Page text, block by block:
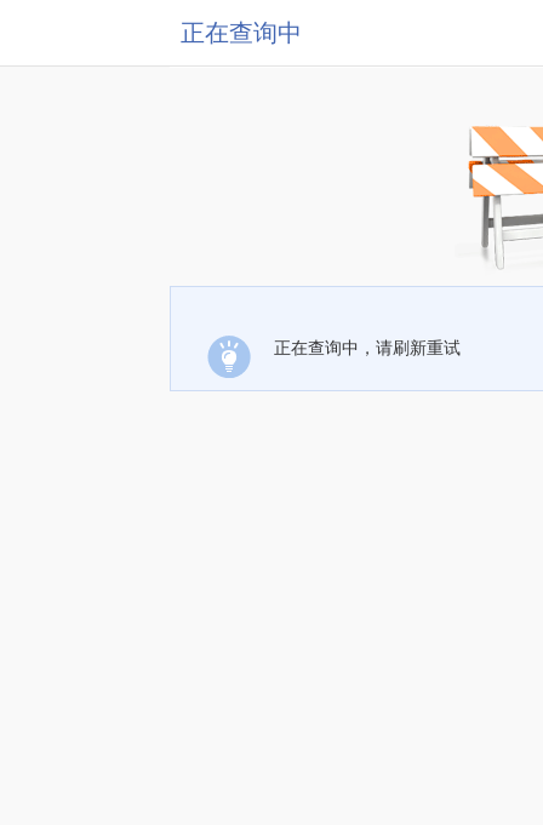
正在查询中
正在查询中，请刷新重试